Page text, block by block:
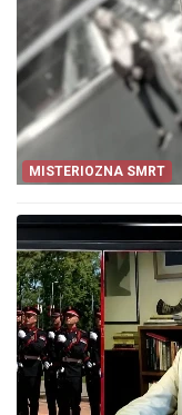
MISTERIOZNA SMRT